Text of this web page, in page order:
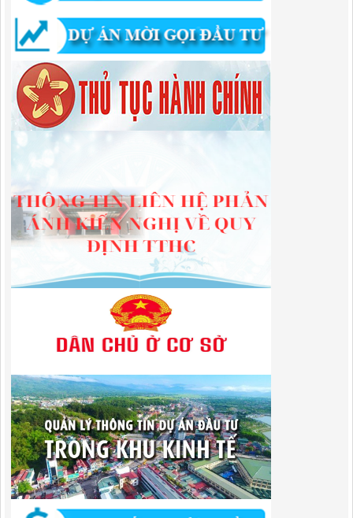
QUYẾT ĐỊNH Về việc công bố công khai thu hồi dự toán chi ngân
sách năm 2024
Lượt xem:489 | lượt tải:337
225/QĐ-BQLKKT
QUYẾT ĐỊNH Về việc công bố công khai giao dự toán chi ngân sách
năm 2024
Lượt xem:603 | lượt tải:650
01/2026/NQ-HĐND
Phí sử dụng công trình kết cấu hạ tầng, công trình dịch vụ, tiện ích
công cộng trong khu vực cửa khẩu trên địa bàn tỉnh Cao Bằng
Lượt xem:318 | lượt tải:110
1787/QĐ-UBND
Quyết Định Công bố danh mục thủ tục hành chính sửa đổi, bổ sung,
bãi bỏ trong lĩnh vực đầu tư theo phương thức đối tác công tư; đấu
thầu lựa chọn nhà đầu tư thuộc thẩm quyền giải quyết của Sở Tài
chính, Ban Quản lý Khu kinh tế tỉnh, UBND cấp xã tỉnh CB
Lượt xem:306 | lượt tải:303
182/QĐ-BQLKKT
công năm 2025
Lượt xem:458 | lượt tải:351
1174/QĐ-UBND
QUYẾT ĐỊNH Về việc công bố danh mục thủ tục HC được sửa đổi,bổ
sung và phê duyệt quy trình nội bộ giải quyết TTHC trong lĩnh vực
hoạt động xây dựng theo quy định phân quyền,phân cấp,phân định
thẩm quyền thuộc phạm vi giải quyết của Ban QLKKT
Lượt xem:437 | lượt tải:525